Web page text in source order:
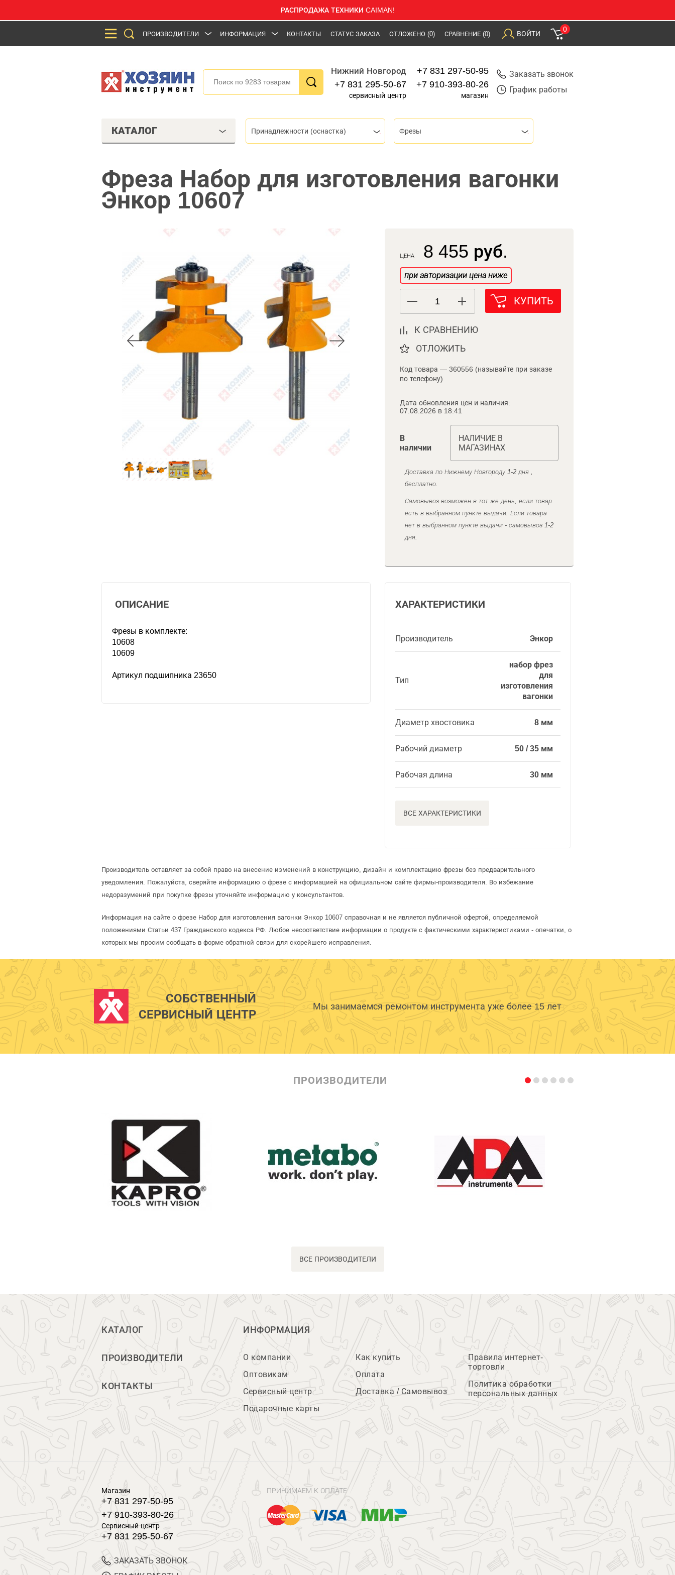
РАСПРОДАЖА ТЕХНИКИ CAIMAN!
ПРОИЗВОДИТЕЛИ ИНФОРМАЦИЯ КОНТАКТЫ СТАТУС ЗАКАЗА ОТЛОЖЕНО (0) СРАВНЕНИЕ (0) ВОЙТИ
0
Нижний Новгород
+7 831 295-50-67
сервисный центр
+7 831 297-50-95
+7 910-393-80-26
магазин
Заказать звонок
График работы
КАТАЛОГ Принадлежности (оснастка) Фрезы
Фреза Набор для изготовления вагонки
Энкор 10607
ЦЕНА 8 455 руб.
при авторизации цена ниже
КУПИТЬ
К СРАВНЕНИЮ
ОТЛОЖИТЬ
Код товара — 360556 (называйте при заказе
по телефону)
Дата обновления цен и наличия:
07.08.2026 в 18:41
В
наличии
НАЛИЧИЕ В
МАГАЗИНАХ
Доставка по Нижнему Новгороду 1-2 дня ,
бесплатно.
Самовывоз возможен в тот же день, если товар
есть в выбранном пункте выдачи. Если товара
нет в выбранном пункте выдачи - самовывоз 1-2
дня.
ХАРАКТЕРИСТИКИ
Производитель Энкор
Тип
набор фрез
для
изготовления
вагонки
Диаметр хвостовика 8 мм
Рабочий диаметр 50 / 35 мм
Рабочая длина 30 мм
ВСЕ ХАРАКТЕРИСТИКИ
ОПИСАНИЕ
Фрезы в комплекте:
10608
10609
Артикул подшипника 23650
Производитель оставляет за собой право на внесение изменений в конструкцию, дизайн и комплектацию фрезы без предварительного
уведомления. Пожалуйста, сверяйте информацию о фрезе с информацией на официальном сайте фирмы-производителя. Во избежание
недоразумений при покупке фрезы уточняйте информацию у консультантов.
Информация на сайте о фрезе Набор для изготовления вагонки Энкор 10607 справочная и не является публичной офертой, определяемой
положениями Статьи 437 Гражданского кодекса РФ. Любое несоответствие информации о продукте с фактическими характеристиками - опечатки, о
которых мы просим сообщать в форме обратной связи для скорейшего исправления.
СОБСТВЕННЫЙ
СЕРВИСНЫЙ ЦЕНТР
Мы занимаемся ремонтом инструмента уже более 15 лет
ПРОИЗВОДИТЕЛИ
ВСЕ ПРОИЗВОДИТЕЛИ
КАТАЛОГ
ПРОИЗВОДИТЕЛИ
КОНТАКТЫ
ИНФОРМАЦИЯ
О компании
Оптовикам
Сервисный центр
Подарочные карты
Как купить
Оплата
Доставка / Самовывоз
Правила интернет-
торговли
Политика обработки
персональных данных
Магазин
+7 831 297-50-95
+7 910-393-80-26
Сервисный центр
+7 831 295-50-67
ЗАКАЗАТЬ ЗВОНОК
ПРИНИМАЕМ К ОПЛАТЕ